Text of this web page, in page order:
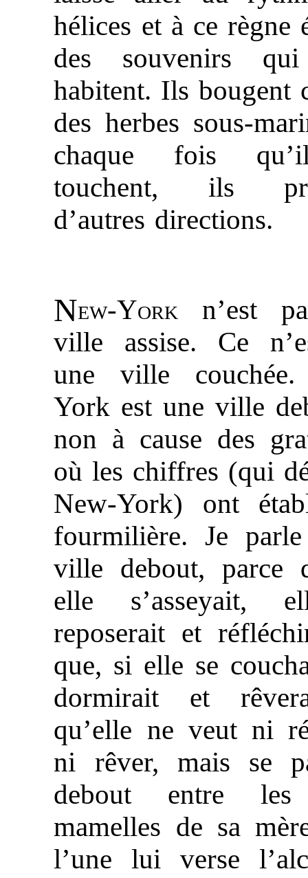
hélices et à ce règne
des souvenirs
habitent. Ils bougent
des herbes sous-
chaque fois
touchent, ils
d’autres directions.
New-York n’est
ville assise. Ce
une ville
York est une ville
non à cause des
où les chiffres (qui
New-York) ont
fourmilière. Je parle
ville debout, parce
elle s’asseyait,
reposerait et
que, si elle se
dormirait et
qu’elle ne veut ni
ni rêver, mais se
debout entre les
mamelles de sa
l’une lui verse